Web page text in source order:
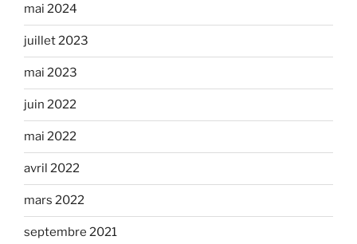
mai 2024
juillet 2023
mai 2023
juin 2022
mai 2022
avril 2022
mars 2022
septembre 2021